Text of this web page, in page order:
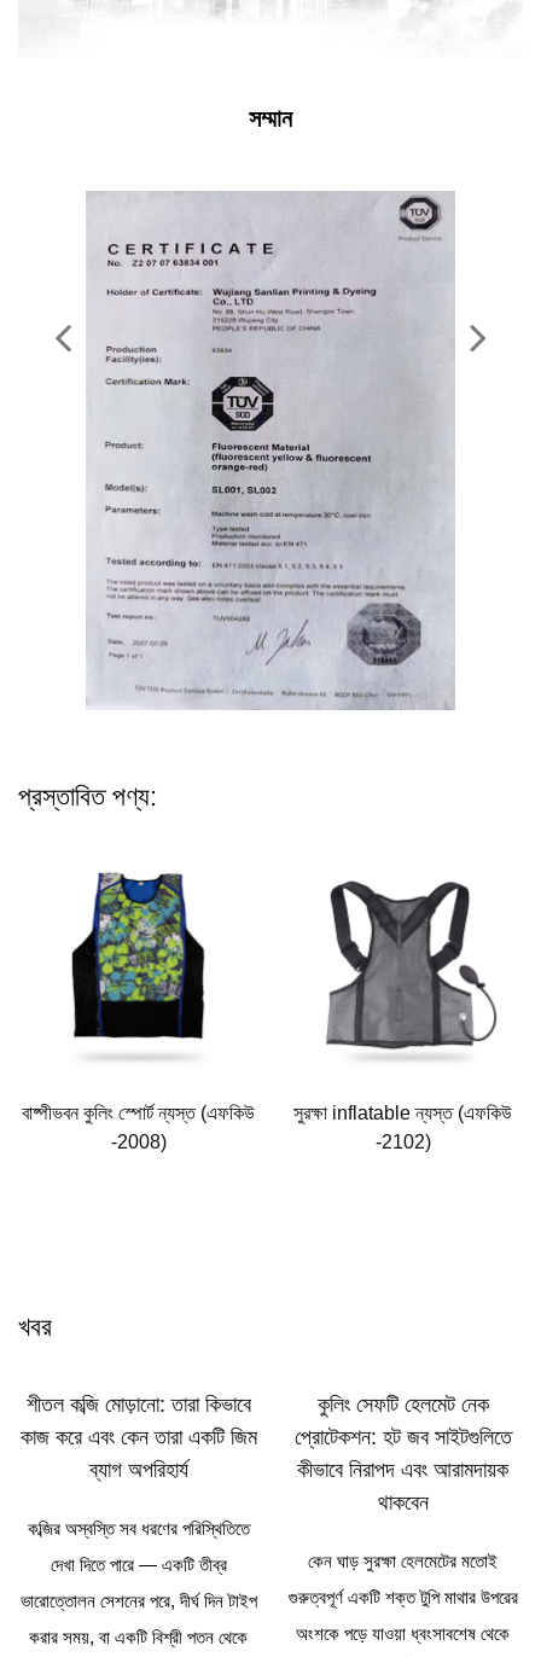
সম্মান
প্রস্তাবিত পণ্য:
বাষ্পীভবন কুলিং স্পোর্ট ন্যস্ত (এফকিউ
-2008)
সুরক্ষা inflatable ন্যস্ত (এফকিউ
-2102)
খবর
শীতল কব্জি মোড়ানো: তারা কিভাবে
কাজ করে এবং কেন তারা একটি জিম
ব্যাগ অপরিহার্য
কব্জির অস্বস্তি সব ধরণের পরিস্থিতিতে
দেখা দিতে পারে — একটি তীব্র
ভারোত্তোলন সেশনের পরে, দীর্ঘ দিন টাইপ
করার সময়, বা একটি বিশ্রী পতন থেকে
কুলিং সেফটি হেলমেট নেক
প্রোটেকশন: হট জব সাইটগুলিতে
কীভাবে নিরাপদ এবং আরামদায়ক
থাকবেন
কেন ঘাড় সুরক্ষা হেলমেটের মতোই
গুরুত্বপূর্ণ একটি শক্ত টুপি মাথার উপরের
অংশকে পড়ে যাওয়া ধ্বংসাবশেষ থেকে